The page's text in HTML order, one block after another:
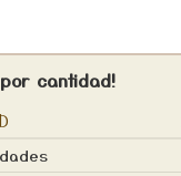
por cantidad!